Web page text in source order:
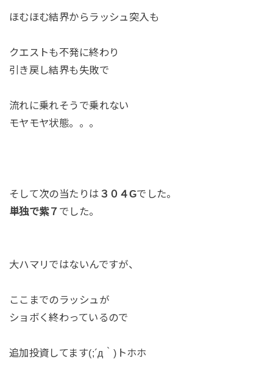
ほむほむ結界からラッシュ突入も
クエストも不発に終わり
引き戻し結界も失敗で
流れに乗れそうで乗れない
モヤモヤ状態。。。
そして次の当たりは ３０４Gでした。
単独で紫７ でした。
大ハマリではないんですが、
ここまでのラッシュが
ショボく終わっているので
追加投資してます(;´д｀)トホホ